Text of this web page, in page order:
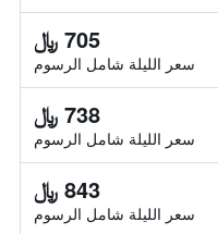
705 ﷼
سعر الليلة شامل الرسوم
738 ﷼
سعر الليلة شامل الرسوم
843 ﷼
سعر الليلة شامل الرسوم